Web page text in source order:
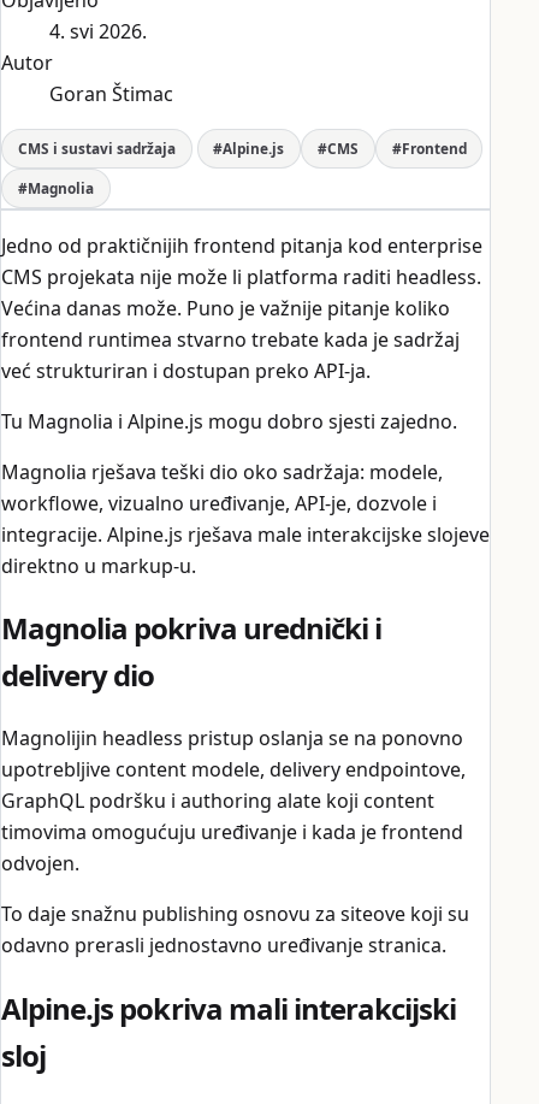
4. svi 2026.
Autor
Goran Štimac
CMS i sustavi sadržaja #Alpine.js #CMS #Frontend
#Magnolia
Jedno od praktičnijih frontend pitanja kod enterprise
CMS projekata nije može li platforma raditi headless.
Većina danas može. Puno je važnije pitanje koliko
frontend runtimea stvarno trebate kada je sadržaj
već strukturiran i dostupan preko API-ja.
Tu Magnolia i Alpine.js mogu dobro sjesti zajedno.
Magnolia rješava teški dio oko sadržaja: modele,
workflowe, vizualno uređivanje, API-je, dozvole i
integracije. Alpine.js rješava male interakcijske slojeve
direktno u markup-u.
Magnolia pokriva urednički i
delivery dio
Magnolijin headless pristup oslanja se na ponovno
upotrebljive content modele, delivery endpointove,
GraphQL podršku i authoring alate koji content
timovima omogućuju uređivanje i kada je frontend
odvojen.
To daje snažnu publishing osnovu za siteove koji su
odavno prerasli jednostavno uređivanje stranica.
Alpine.js pokriva mali interakcijski
sloj